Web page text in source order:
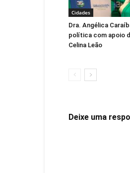
Cidades
Dra. Angélica
política com apoio
Celina Leão
Deixe uma